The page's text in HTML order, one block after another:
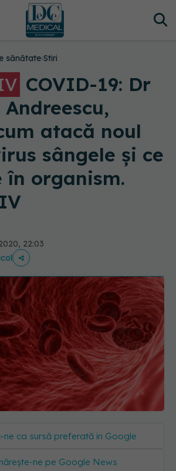
sănătate›Stiri
COVID-19: Dr
atacă noul
sângele și ce
în organism.
22:03
ne ca sursă preferată în Google
ne pe Google News